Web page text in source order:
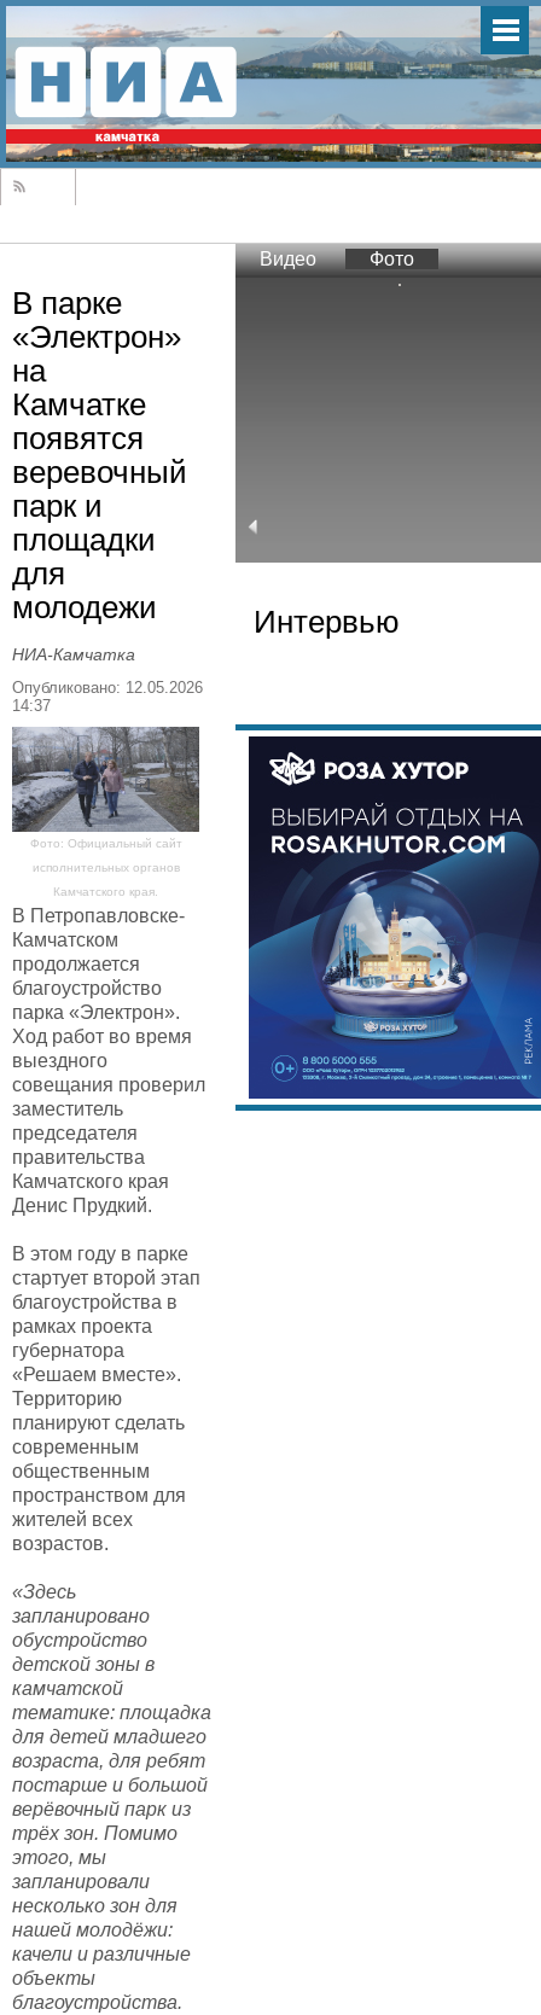
В парке
«Электрон»
на
Камчатке
появятся
веревочный
парк и
площадки
для
молодежи
НИА-Камчатка
Опубликовано: 12.05.2026
14:37
Фото: Официальный сайт
исполнительных органов
Камчатского края.
В Петропавловске-
Камчатском
продолжается
благоустройство
парка «Электрон».
Ход работ во время
выездного
совещания проверил
заместитель
председателя
правительства
Камчатского края
Денис Прудкий.
В этом году в парке
стартует второй этап
благоустройства в
рамках проекта
губернатора
«Решаем вместе».
Территорию
планируют сделать
современным
общественным
пространством для
жителей всех
возрастов.
«Здесь
запланировано
обустройство
детской зоны в
камчатской
тематике: площадка
для детей младшего
возраста, для ребят
постарше и большой
верёвочный парк из
трёх зон. Помимо
этого, мы
запланировали
несколько зон для
нашей молодёжи:
качели и различные
объекты
благоустройства.
Видео Фото
Интервью